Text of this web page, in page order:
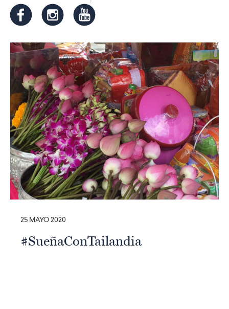
m k n
25 MAYO 2020
#SueñaConTailandia